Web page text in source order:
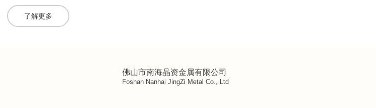
了解更多
佛山市南海晶资金属有限公司
Foshan Nanhai JingZi Metal Co., Ltd